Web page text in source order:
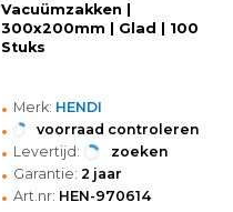
Vacuümzakken |
300x200mm | Glad | 100
Stuks
• Merk: HENDI
• voorraad controleren
• Levertijd: zoeken
• Garantie: 2 jaar
• Art.nr: HEN-970614